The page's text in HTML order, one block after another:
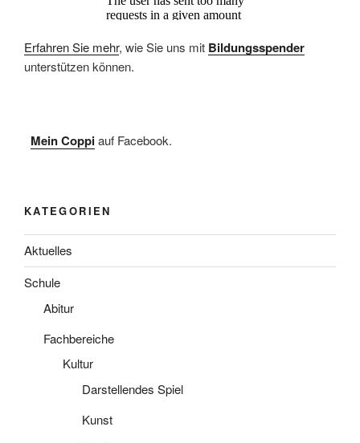
Erfahren Sie mehr, wie Sie uns mit Bildungsspender
unterstützen können.
Mein Coppiauf Facebook.
KATEGORIEN
Aktuelles
Schule
Abitur
Fachbereiche
Kultur
Darstellendes Spiel
Kunst